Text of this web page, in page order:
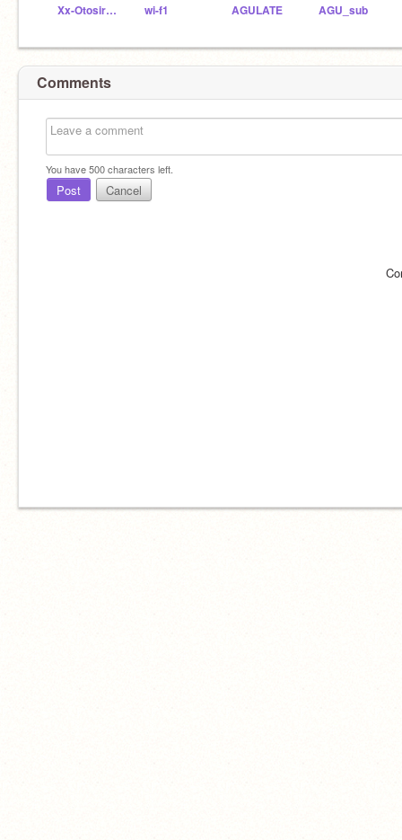
Xx-Otosiro_Sea-xX wi-f1 AGULATE AGU_sub
Comments
You have500characters left.
Post Cancel